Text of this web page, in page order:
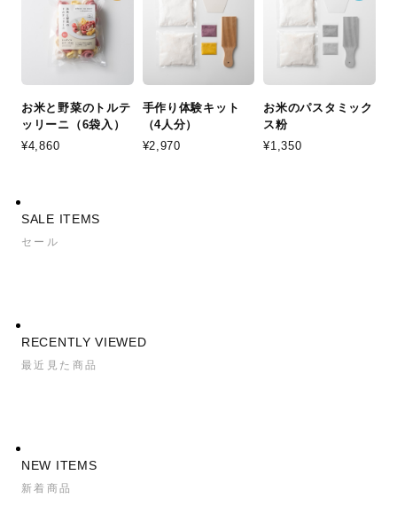
お米と野菜のトルテ
ッリーニ（6袋入）
¥4,860
手作り体験キット
（4人分）
¥2,970
お米のパスタミック
ス粉
¥1,350
SALE ITEMS
セール
RECENTLY VIEWED
最近見た商品
NEW ITEMS
新着商品